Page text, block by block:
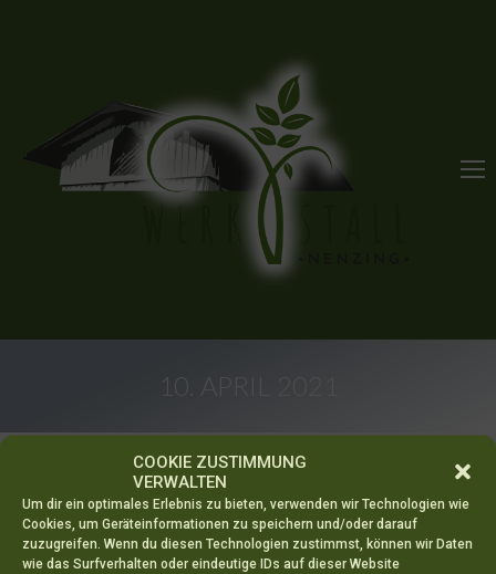
COOKIE ZUSTIMMUNG
VERWALTEN
Um dir ein optimales Erlebnis zu bieten, verwenden wir Technologien wie
Cookies, um Geräteinformationen zu speichern und/oder darauf
zuzugreifen. Wenn du diesen Technologien zustimmst, können wir Daten
wie das Surfverhalten oder eindeutige IDs auf dieser Website
10. APRIL 2021